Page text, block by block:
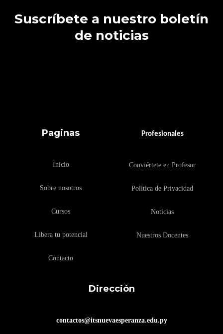
Suscríbete a nuestro boletín
de noticias
Paginas
Inicio
Sobre nosotros
Cursos
Libera tu potencial
Contacto
Profesionales
Conviértete en Profesor
Política de Privacidad
Noticias
Nuestros Docentes
Dirección
contactos@itsnuevaesperanza.edu.py